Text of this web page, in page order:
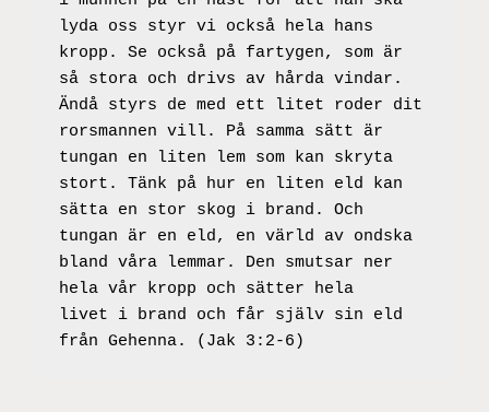
lyda oss styr vi också hela hans
kropp. Se också på fartygen, som är
så stora och drivs av hårda vindar.
Ändå styrs de med ett litet roder dit
rorsmannen vill. På samma sätt är
tungan en liten lem som kan skryta
stort. Tänk på hur en liten eld kan
sätta en stor skog i brand. Och
tungan är en eld, en värld av ondska
bland våra lemmar. Den smutsar ner
hela vår kropp och sätter hela
livet i brand och får själv sin eld
från Gehenna. (Jak 3:2-6)